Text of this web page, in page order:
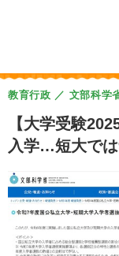
【大学受験
入学…短大で
教育行政 文部科学